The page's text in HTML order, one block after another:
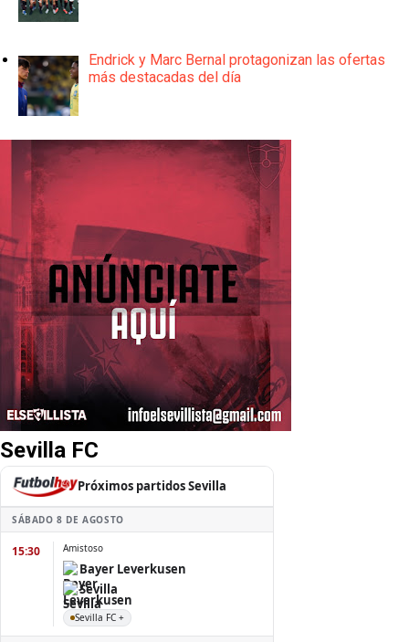
Endrick y Marc Bernal protagonizan las ofertas
más destacadas del día
Sevilla FC